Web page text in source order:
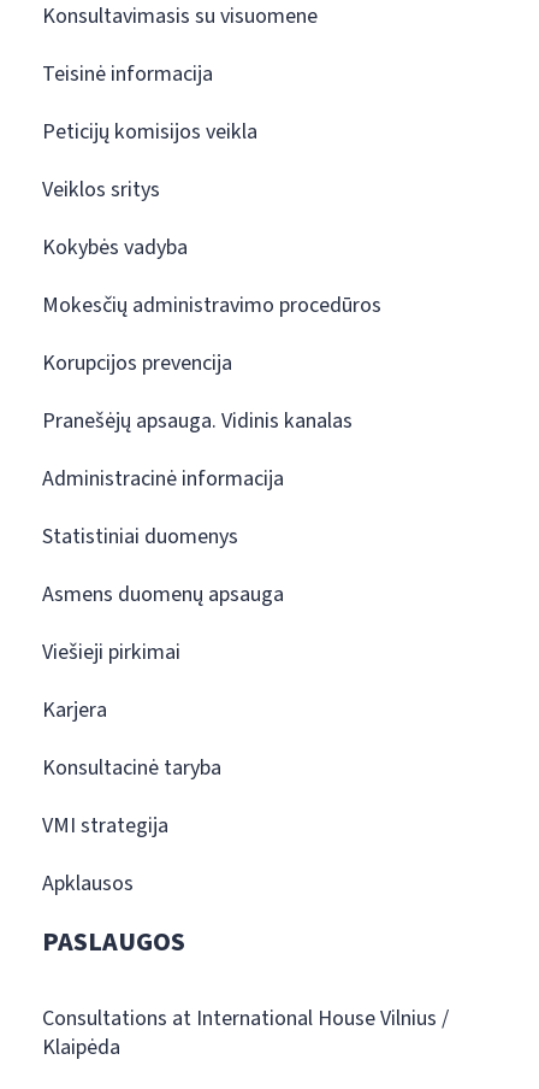
Konsultavimasis su visuomene
Teisinė informacija
Peticijų komisijos veikla
Veiklos sritys
Kokybės vadyba
Mokesčių administravimo procedūros
Korupcijos prevencija
Pranešėjų apsauga. Vidinis kanalas
Administracinė informacija
Statistiniai duomenys
Asmens duomenų apsauga
Viešieji pirkimai
Karjera
Konsultacinė taryba
VMI strategija
Apklausos
PASLAUGOS
Consultations at International House Vilnius /
Klaipėda